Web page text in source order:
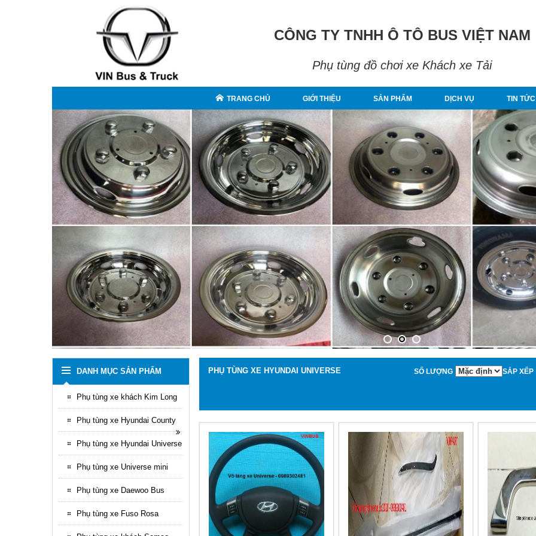
CÔNG TY TNHH Ô TÔ BUS VIỆT NAM
Phụ tùng đồ chơi xe Khách xe Tải
TRANG CHỦ GIỚI THIỆU SẢN PHẨM DỊCH VỤ TIN TỨC
PHỤ TÙNG XE HYUNDAI UNIVERSE SẮP XẾP
SỐ LƯỢNG
DANH MỤC SẢN PHẨM
Phụ tùng xe khách Kim Long
Phụ tùng xe Hyundai County
Phụ tùng xe Hyundai Universe
Phụ tùng xe Universe mini
Phụ tùng xe Daewoo Bus
Phụ tùng xe Fuso Rosa